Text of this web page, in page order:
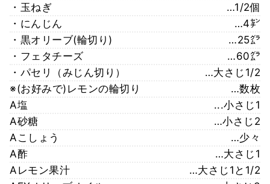
・玉ねぎ
…1/2個
・にんじん
…4㌢
・黒オリーブ(輪切り)
…25㌘
・フェタチーズ
…60㌘
・パセリ（みじん切り）
…大さじ1/2
※(お好みで)レモンの輪切り
…数枚
A塩
...小さじ1
A砂糖
…小さじ2
Aこしょう
…少々
A酢
…大さじ1
Aレモン果汁
…大さじ1と1/2